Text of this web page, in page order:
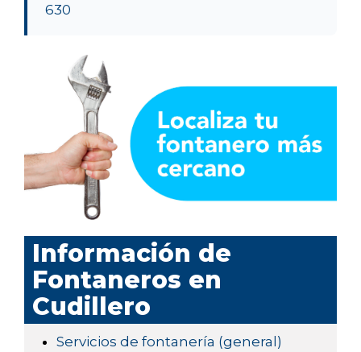
630
Información de
Fontaneros en
Cudillero
Servicios de fontanería (general)